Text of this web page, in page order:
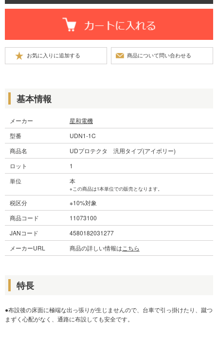
基本情報
メーカー
星和電機
型番
UDN1-1C
商品名
UDプロテクタ 汎用タイプ(アイボリー)
ロット
1
単位
本
※この商品は1本単位での販売となります。
税区分
※10%対象
商品コード
11073100
JANコード
4580182031277
メーカーURL
商品の詳しい情報は こちら
特長
●布設後の床面に極端な出っ張りが生じませんので、台車で引っ掛けたり、蹴つ
まずく心配がなく、通路に布設しても安全です。